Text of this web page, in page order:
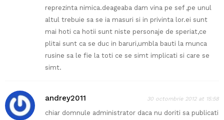
reprezinta nimica.deageaba dam vina pe sef ,pe unul
altul trebuie sa se ia masuri si in privinta lor.ei sunt
mai hoti ca hotii sunt niste personaje de speriat,ce
plitai sunt ca se duc in baruri,umbla bauti la munca
rusine sa le fie la toti ce se simt implicati si care se
simt.
andrey2011 30 octombrie 2012 at 15:58
chiar domnule administrator daca nu doriti sa publicati